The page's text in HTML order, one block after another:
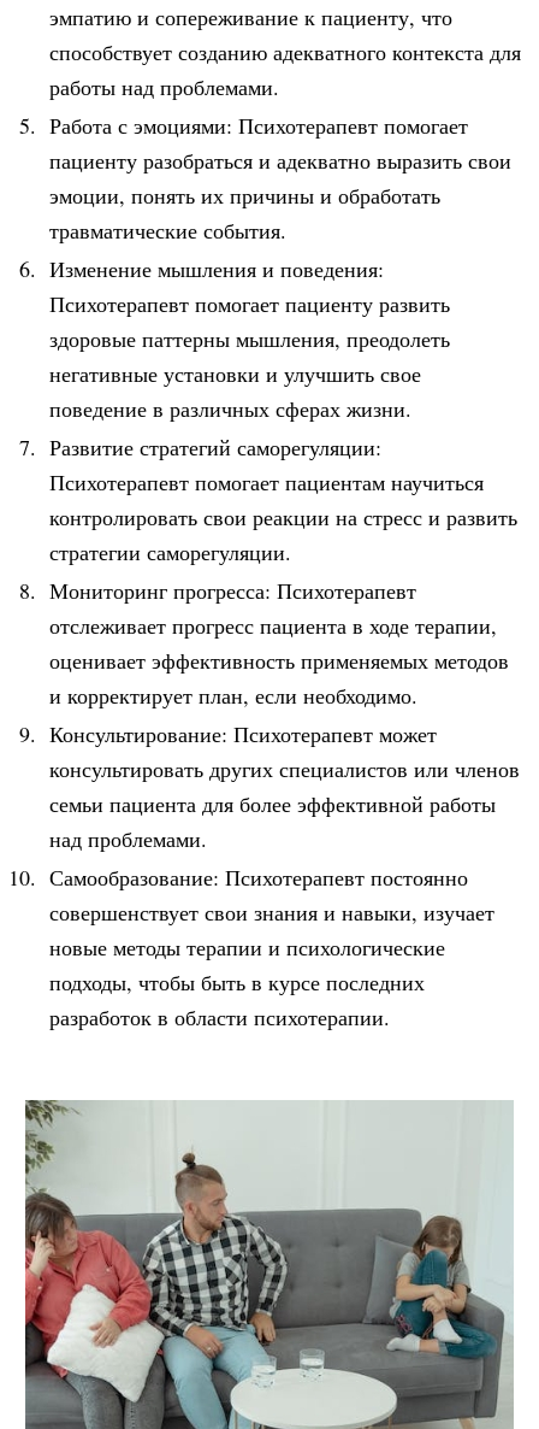
эмпатию и сопереживание к пациенту, что
способствует созданию адекватного контекста для
работы над проблемами.
Работа с эмоциями: Психотерапевт помогает
пациенту разобраться и адекватно выразить свои
эмоции, понять их причины и обработать
травматические события.
Изменение мышления и поведения:
Психотерапевт помогает пациенту развить
здоровые паттерны мышления, преодолеть
негативные установки и улучшить свое
поведение в различных сферах жизни.
Развитие стратегий саморегуляции:
Психотерапевт помогает пациентам научиться
контролировать свои реакции на стресс и развить
стратегии саморегуляции.
Мониторинг прогресса: Психотерапевт
отслеживает прогресс пациента в ходе терапии,
оценивает эффективность применяемых методов
и корректирует план, если необходимо.
Консультирование: Психотерапевт может
консультировать других специалистов или членов
семьи пациента для более эффективной работы
над проблемами.
Самообразование: Психотерапевт постоянно
совершенствует свои знания и навыки, изучает
новые методы терапии и психологические
подходы, чтобы быть в курсе последних
разработок в области психотерапии.